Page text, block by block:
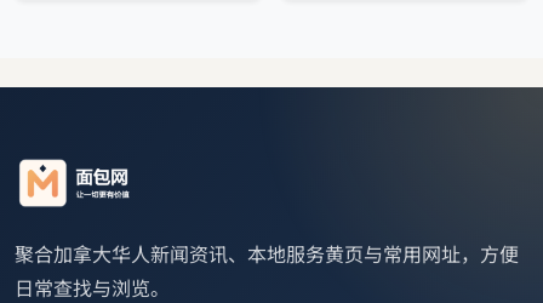
聚合加拿大华人新闻资讯、本地服务黄页与常用网址，方便
日常查找与浏览。